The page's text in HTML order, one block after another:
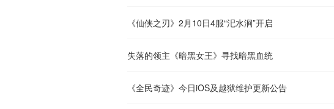
《仙侠之刃》2月10日4服“汜水涧”开启
失落的领主《暗黑女王》寻找暗黑血统
《全民奇迹》今日iOS及越狱维护更新公告